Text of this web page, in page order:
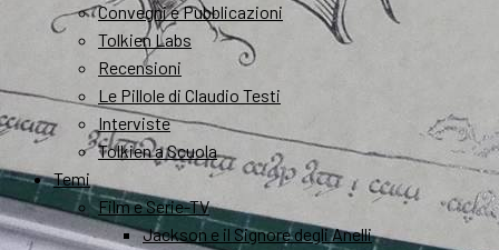
Convegni e Pubblicazioni
Tolkien Labs
Recensioni
Le Pillole di Claudio Testi
Interviste
Tolkien a Scuola
Temi
Film e Serie-TV
Jackson e il Signore degli Anelli